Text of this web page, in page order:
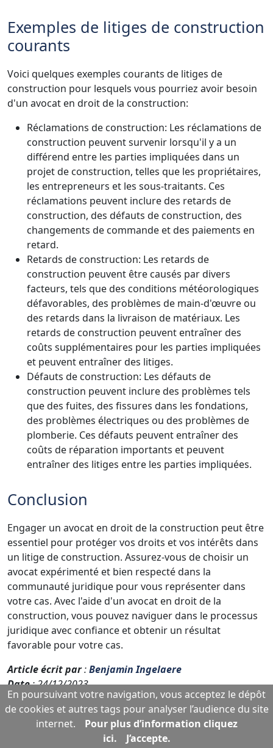
Exemples de litiges de construction
courants
Voici quelques exemples courants de litiges de
construction pour lesquels vous pourriez avoir besoin
d'un avocat en droit de la construction:
Réclamations de construction: Les réclamations de
construction peuvent survenir lorsqu'il y a un
différend entre les parties impliquées dans un
projet de construction, telles que les propriétaires,
les entrepreneurs et les sous-traitants. Ces
réclamations peuvent inclure des retards de
construction, des défauts de construction, des
changements de commande et des paiements en
retard.
Retards de construction: Les retards de
construction peuvent être causés par divers
facteurs, tels que des conditions météorologiques
défavorables, des problèmes de main-d'œuvre ou
des retards dans la livraison de matériaux. Les
retards de construction peuvent entraîner des
coûts supplémentaires pour les parties impliquées
et peuvent entraîner des litiges.
Défauts de construction: Les défauts de
construction peuvent inclure des problèmes tels
que des fuites, des fissures dans les fondations,
des problèmes électriques ou des problèmes de
plomberie. Ces défauts peuvent entraîner des
coûts de réparation importants et peuvent
entraîner des litiges entre les parties impliquées.
Conclusion
Engager un avocat en droit de la construction peut être
essentiel pour protéger vos droits et vos intérêts dans
un litige de construction. Assurez-vous de choisir un
avocat expérimenté et bien respecté dans la
communauté juridique pour vous représenter dans
votre cas. Avec l'aide d'un avocat en droit de la
construction, vous pouvez naviguer dans le processus
juridique avec confiance et obtenir un résultat
favorable pour votre cas.
Article écrit par:Benjamin Ingelaere
Date: 24/12/2023
Permalien:https://ing-avocat.legal/article/l-avocat-
en-droit-de-la-construction-lyon
En poursuivant votre navigation, vous acceptez le dépôt
de cookies et autres tags pour analyser l’audience du site
internet.
Pour plus d’information cliquez
ici.
J’accepte.